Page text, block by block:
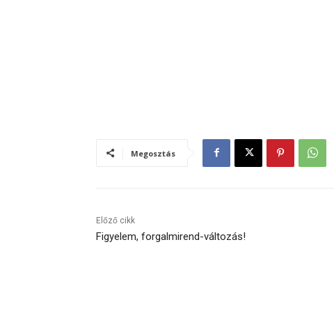
Megosztás
Előző cikk
Figyelem, forgalmirend-változás!